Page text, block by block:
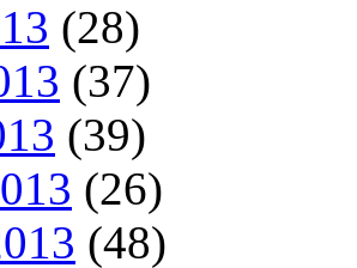
(28)
(37)
(39)
(26)
(48)